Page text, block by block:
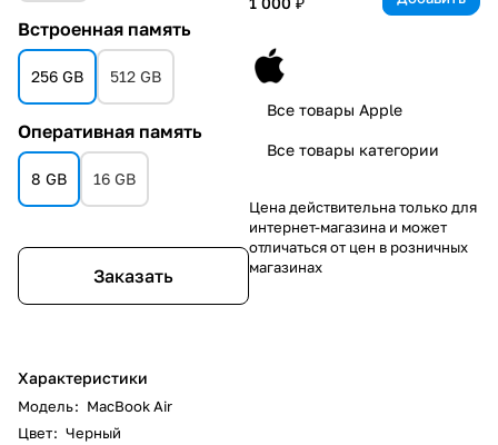
Встроенная память
256 GB 512 GB
Оперативная память
8 GB 16 GB
Заказать
Характеристики
Модель: MacBook Air
Цвет: Черный
Все товары Apple
Все товары категории
Цена действительна только для
интернет-магазина и может
отличаться от цен в розничных
магазинах